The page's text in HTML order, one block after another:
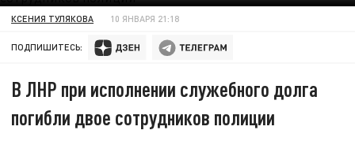
КСЕНИЯ ТУЛЯКОВА 10 ЯНВАРЯ 21:18
ПОДПИШИТЕСЬ:
В ЛНР при исполнении служебного долга
погибли двое сотрудников полиции